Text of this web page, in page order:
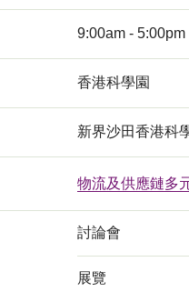
9:00am - 5:00pm
香港科學園
新界沙田香港科
物流及供應鏈多
討論會
展覽